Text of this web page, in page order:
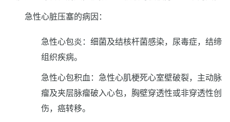
急性心脏压塞的病因：
急性心包炎：细菌及结核杆菌感染，尿毒症，结缔
组织疾病。
急性心包积血：急性心肌梗死心室壁破裂，主动脉
瘤及夹层脉瘤破入心包，胸壁穿透性或非穿透性创
伤，癌转移。